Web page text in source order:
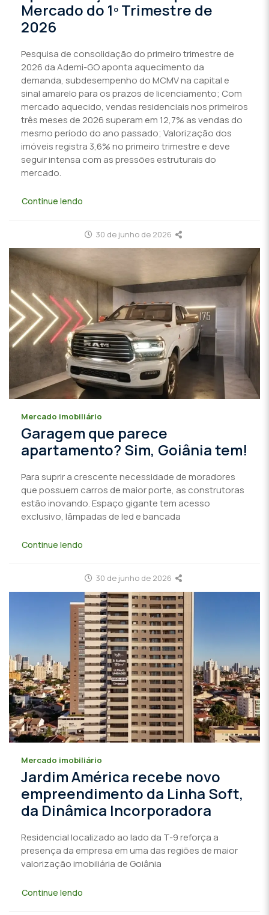
Mercado do 1º Trimestre de
2026
Pesquisa de consolidação do primeiro trimestre de
2026 da Ademi-GO aponta aquecimento da
demanda, subdesempenho do MCMV na capital e
sinal amarelo para os prazos de licenciamento; Com
mercado aquecido, vendas residenciais nos primeiros
três meses de 2026 superam em 12,7% as vendas do
mesmo período do ano passado; Valorização dos
imóveis registra 3,6% no primeiro trimestre e deve
seguir intensa com as pressões estruturais do
mercado.
Continue lendo
30 de junho de 2026
Mercado imobiliário
Garagem que parece
apartamento? Sim, Goiânia tem!
Para suprir a crescente necessidade de moradores
que possuem carros de maior porte, as construtoras
estão inovando. Espaço gigante tem acesso
exclusivo, lâmpadas de led e bancada
Continue lendo
30 de junho de 2026
Mercado imobiliário
Jardim América recebe novo
empreendimento da Linha Soft,
da Dinâmica Incorporadora
Residencial localizado ao lado da T-9 reforça a
presença da empresa em uma das regiões de maior
valorização imobiliária de Goiânia
Continue lendo